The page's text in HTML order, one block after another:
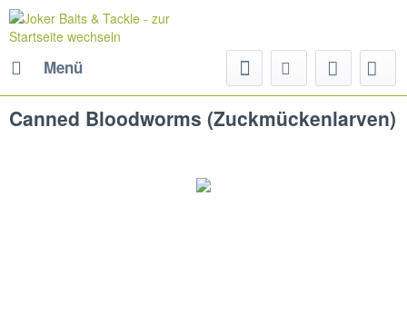
Menü
Canned Bloodworms (Zuckmückenlarven)